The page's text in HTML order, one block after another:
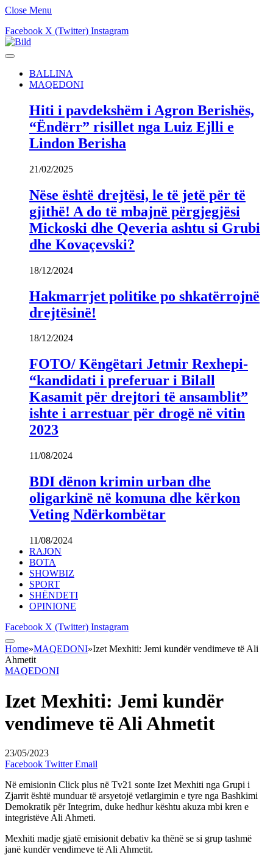
Close Menu
Facebook X (Twitter) Instagram
BALLINA
MAQEDONI
Hiti i pavdekshëm i Agron Berishës,
“Ëndërr” risillet nga Luiz Ejlli e
Lindon Berisha
21/02/2025
Nëse është drejtësi, le të jetë për të
gjithë! A do të mbajnë përgjegjësi
Mickoski dhe Qeveria ashtu si Grubi
dhe Kovaçevski?
18/12/2024
Hakmarrjet politike po shkatërrojnë
drejtësinë!
18/12/2024
FOTO/ Këngëtari Jetmir Rexhepi-
“kandidati i preferuar i Bilall
Kasamit për drejtori të ansamblit”
ishte i arrestuar për drogë në vitin
2023
11/08/2024
BDI dënon krimin urban dhe
oligarkinë në komuna dhe kërkon
Veting Ndërkombëtar
11/08/2024
RAJON
BOTA
SHOWBIZ
SPORT
SHËNDETI
OPINIONE
Facebook X (Twitter) Instagram
Home»MAQEDONI»Izet Mexhiti: Jemi kundër vendimeve të Ali
Ahmetit
MAQEDONI
Izet Mexhiti: Jemi kundër
vendimeve të Ali Ahmetit
23/05/2023
Facebook Twitter Email
Në emisionin Click plus në Tv21 sonte Izet Mexhiti nga Grupi i
Zjarrit është munduar të arsyetojë vetlargimin e tyre nga Bashkimi
Demokratik për Integrim, duke hedhur kështu akuza mbi kren e
integristëve Ali Ahmeti.
Mexhiti madje gjatë emisionit debativ ka thënë se si grup tashmë
janë kundër vendimeve të Ali Ahmetit.